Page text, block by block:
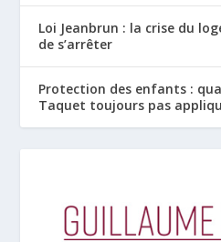
Loi Jeanbrun : la crise du
de s’arrêter
Protection des enfants :
Taquet toujours pas